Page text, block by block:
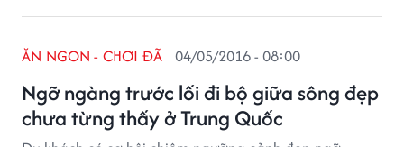
Ngỡ ngàng trước lối đi bộ giữa sông đẹp
chưa từng thấy ở Trung Quốc
ĂN NGON - CHƠI ĐÃ 04/05/2016 - 08:00